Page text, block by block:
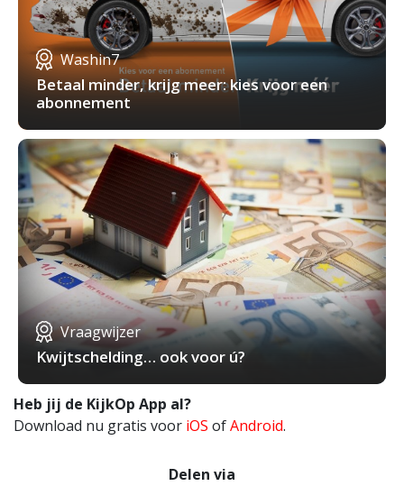
Washin7
Betaal minder, krijg meer: kies voor een
abonnement
Vraagwijzer
Kwijtschelding… ook voor ú?
Heb jij de KijkOp App al?
Download nu gratis voor iOS ofAndroid.
Delen via